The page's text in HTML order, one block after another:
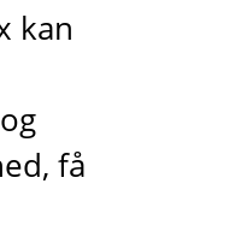
kan
få